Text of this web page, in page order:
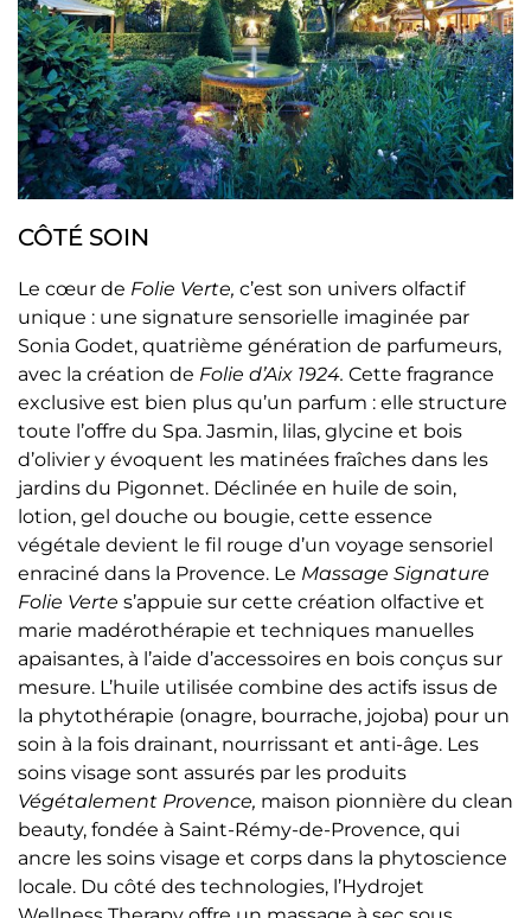
CÔTÉ SOIN
Le cœur de Folie Verte, c’est son univers olfactif
unique : une signature sensorielle imaginée par
Sonia Godet, quatrième génération de parfumeurs,
avec la création de Folie d’Aix 1924. Cette fragrance
exclusive est bien plus qu’un parfum : elle structure
toute l’offre du Spa. Jasmin, lilas, glycine et bois
d’olivier y évoquent les matinées fraîches dans les
jardins du Pigonnet. Déclinée en huile de soin,
lotion, gel douche ou bougie, cette essence
végétale devient le fil rouge d’un voyage sensoriel
enraciné dans la Provence. Le Massage Signature
Folie Verte s’appuie sur cette création olfactive et
marie madérothérapie et techniques manuelles
apaisantes, à l’aide d’accessoires en bois conçus sur
mesure. L’huile utilisée combine des actifs issus de
la phytothérapie (onagre, bourrache, jojoba) pour un
soin à la fois drainant, nourrissant et anti-âge. Les
soins visage sont assurés par les produits
Végétalement Provence, maison pionnière du clean
beauty, fondée à Saint-Rémy-de-Provence, qui
ancre les soins visage et corps dans la phytoscience
locale. Du côté des technologies, l’Hydrojet